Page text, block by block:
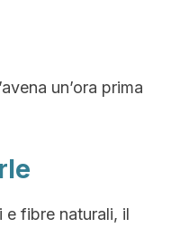
un’ora prima
e fibre naturali, il